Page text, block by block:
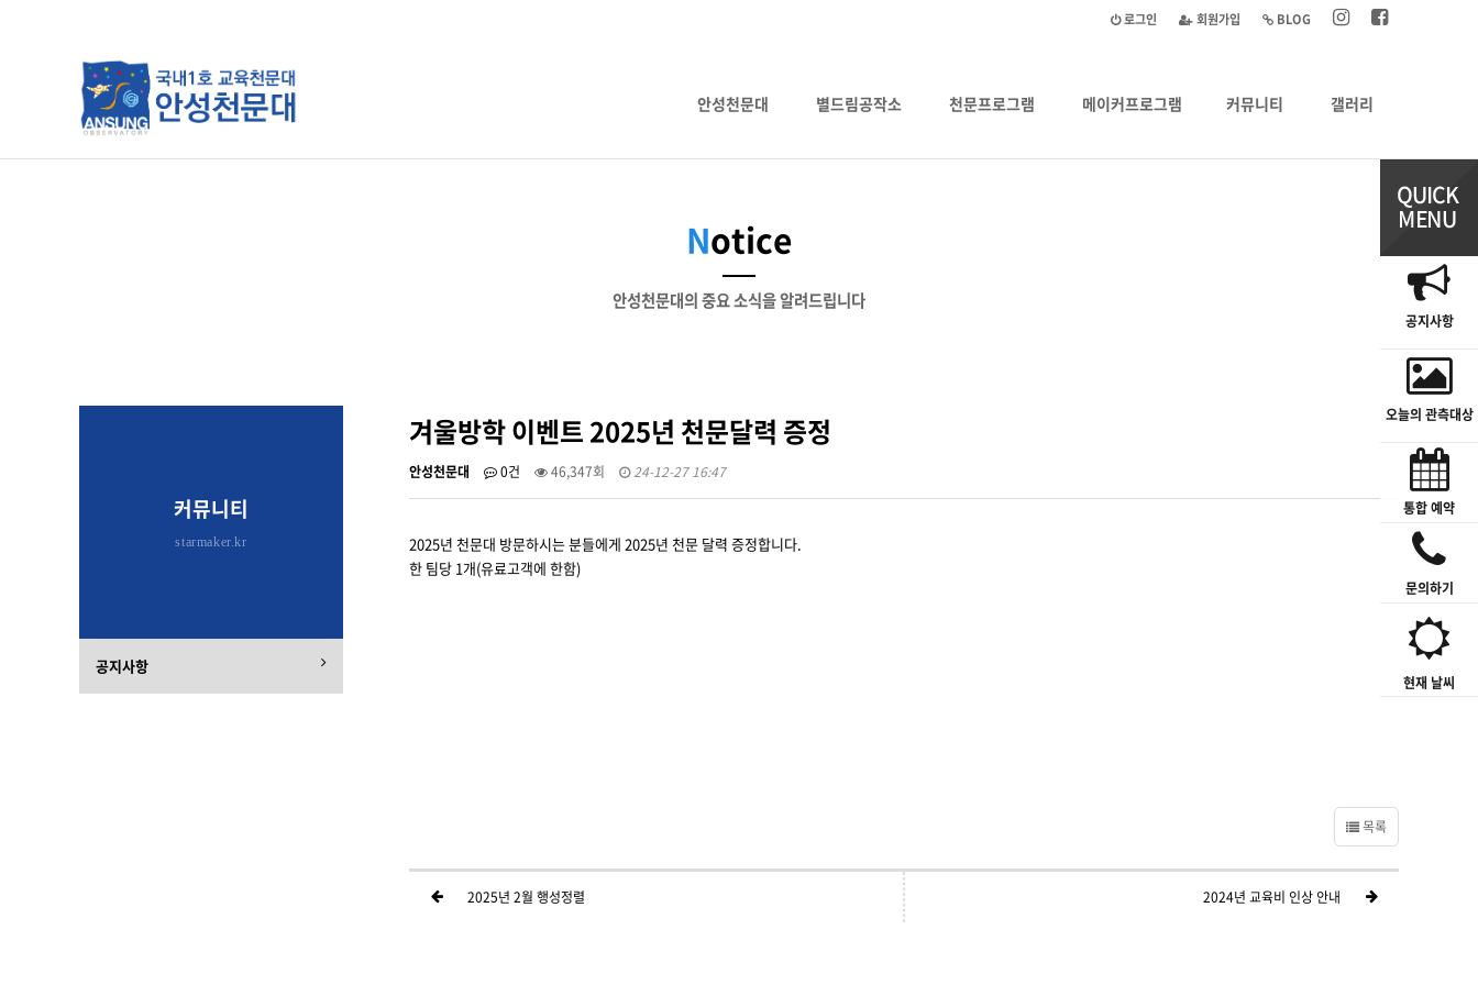
BLOG
회원가입
로그인
안성천문대 별드림공작소 천문프로그램 메이커프로그램 커뮤니티
하위분류
갤러리
공지사항
오늘의 관측대상
통합 예약
문의하기
현재 날씨
Notice
안성천문대의 중요 소식을 알려드립니다
겨울방학 이벤트 2025년 천문달력 증정
안성천문대 0건 46,347회 24-12-27 16:47
2025년 천문대 방문하시는 분들에게 2025년 천문 달력 증정합니다.
한 팀당 1개(유료고객에 한함)
목록
2025년 2월 행성정렬 2024년 교육비 인상 안내
커뮤니티
starmaker.kr
공지사항